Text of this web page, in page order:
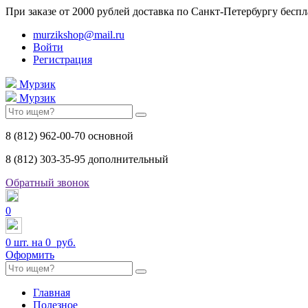
При заказе от 2000 рублей доставка по Санкт-Петербургу
murzikshop@mail.ru
Войти
Регистрация
Мурзик
Мурзик
8 (812) 962-00-70 основной
8 (812) 303-35-95 дополнительный
Обратный звонок
0
0 шт. на 0 руб.
Оформить
Главная
Полезное